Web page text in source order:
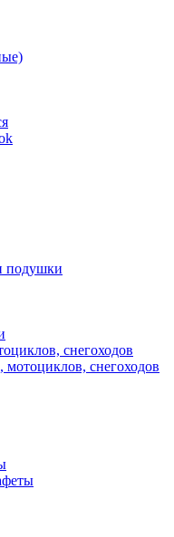
подушки
снегоходов
снегоходов